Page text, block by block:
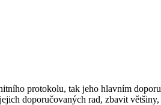
protokolu, tak jeho hlavním
doporučovaných rad, zbavit